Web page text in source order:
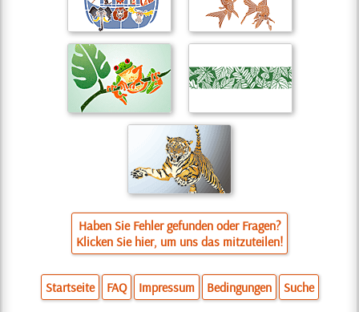
Haben Sie Fehler gefunden oder Fragen?
Klicken Sie hier, um uns das mitzuteilen!
Startseite FAQ Impressum Bedingungen Suche